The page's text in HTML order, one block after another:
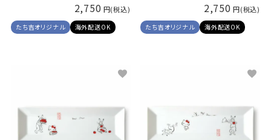
2,750
たち吉オリジナル 海外配送OK
2,750
たち吉オリジナル 海外配送OK